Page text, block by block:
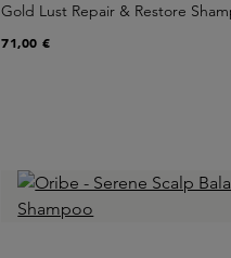
Gold Lust Repair & Restore
71,00 €